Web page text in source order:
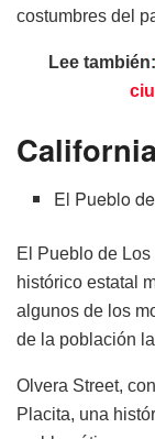
costumbres del
Lee también:
El Pueblo
El Pueblo de
histórico estatal
algunos de los
de la población
Olvera Street,
Placita, una